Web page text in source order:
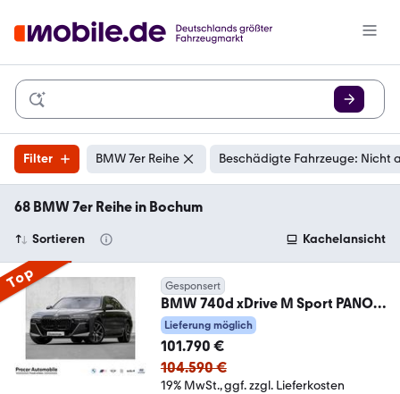
Filter BMW 7er Reihe Beschädigte Fahrzeuge: Nicht
68 BMW 7er Reihe in Bochum
Sortieren Kachelansicht
Top Gesponsert
BMW 740d xDrive M Sport PANO
ACC 360°KAM RFK NAVI
Lieferung möglich
101.790 €
104.590 €
19% MwSt. ggf. zzgl. Lieferkosten